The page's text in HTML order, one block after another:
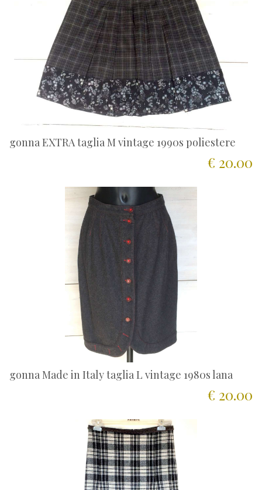
gonna EXTRA taglia M vintage 1990s poliestere
€ 20.00
gonna Made in Italy taglia L vintage 1980s lana
€ 20.00